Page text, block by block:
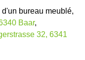
bureau meublé,
Baar,
32, 6341